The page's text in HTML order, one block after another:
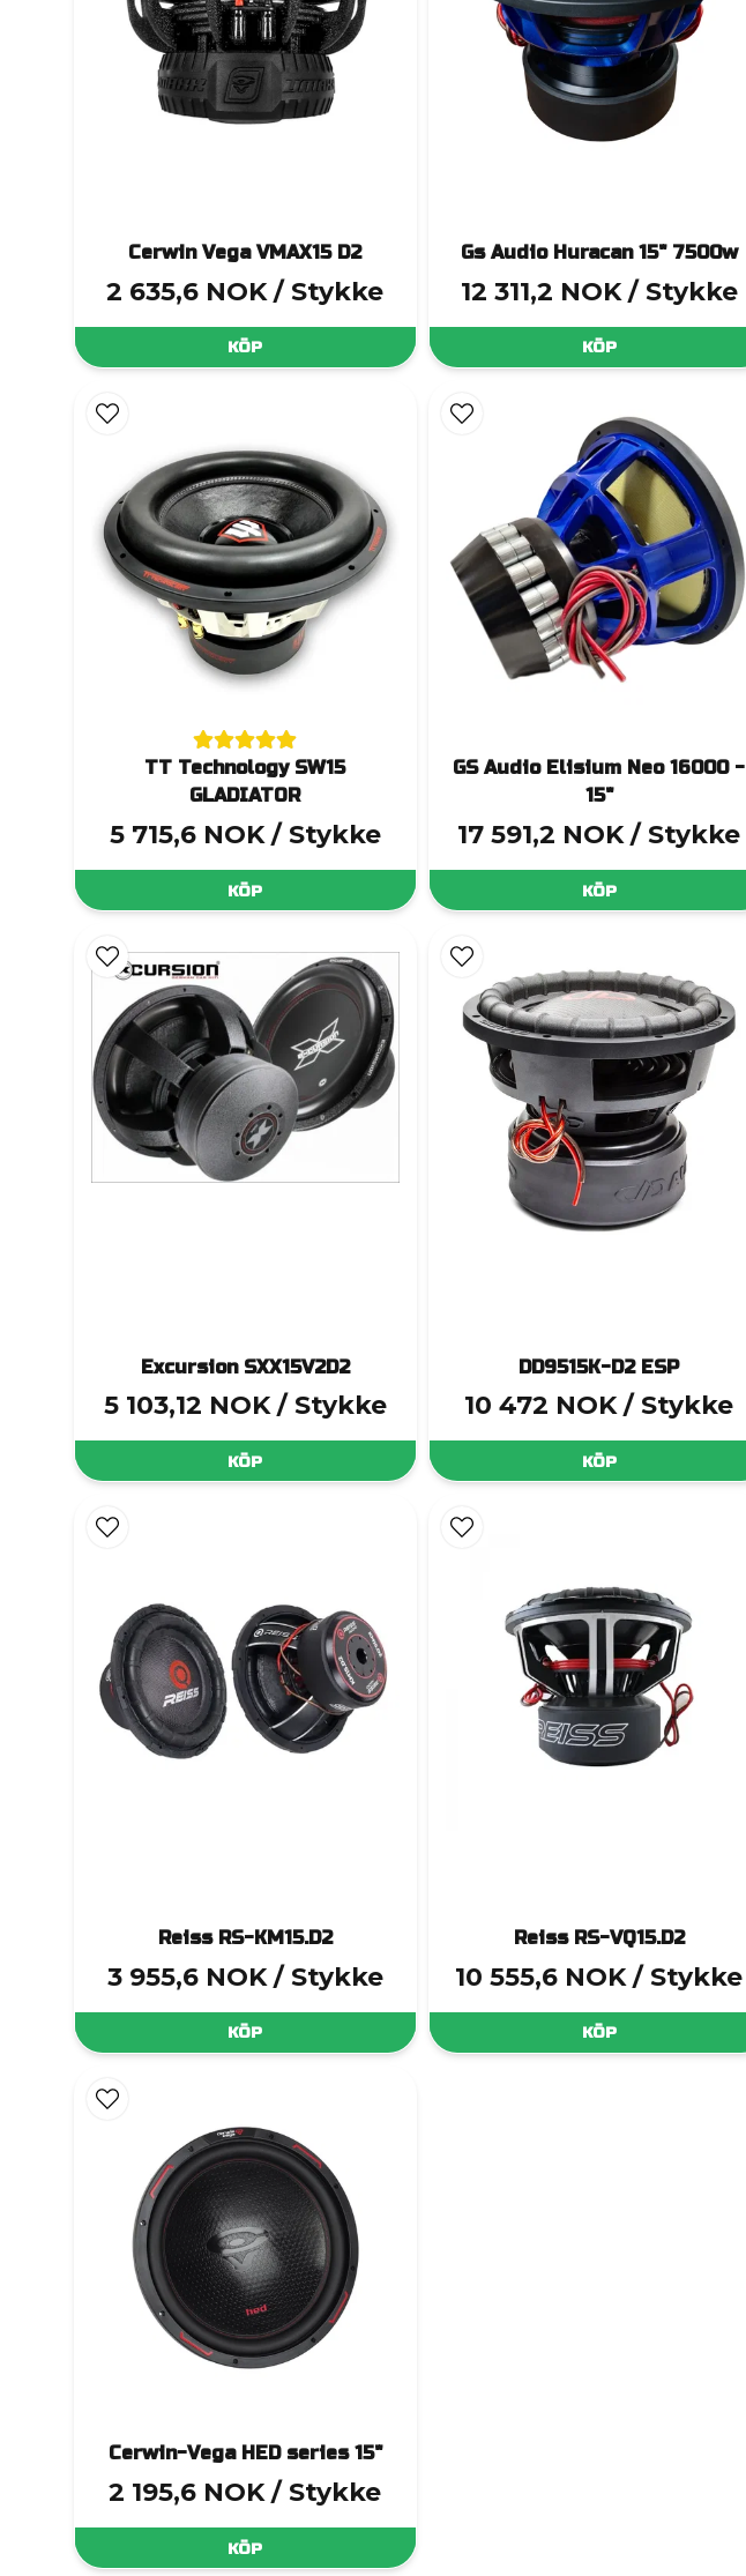
Cerwin Vega VMAX15 D2
2 635,6 NOK / Stykke
KÖP
Gs Audio Huracan 15" 7500w
12 311,2 NOK / Stykke
KÖP
TT Technology SW15
GLADIATOR
5 715,6 NOK / Stykke
KÖP
GS Audio Elisium Neo 16000 -
15"
17 591,2 NOK / Stykke
KÖP
Excursion SXX15V2D2
5 103,12 NOK / Stykke
KÖP
DD9515K-D2 ESP
10 472 NOK / Stykke
KÖP
Reiss RS-KM15.D2
3 955,6 NOK / Stykke
KÖP
Reiss RS-VQ15.D2
10 555,6 NOK / Stykke
KÖP
Cerwin-Vega HED series 15"
2 195,6 NOK / Stykke
KÖP